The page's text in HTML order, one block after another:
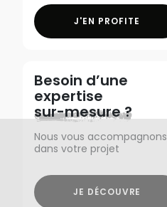
J'EN PROFITE
Besoin d’une
expertise
sur-mesure ?
Nous vous accompagnons
dans votre projet
JE DÉCOUVRE